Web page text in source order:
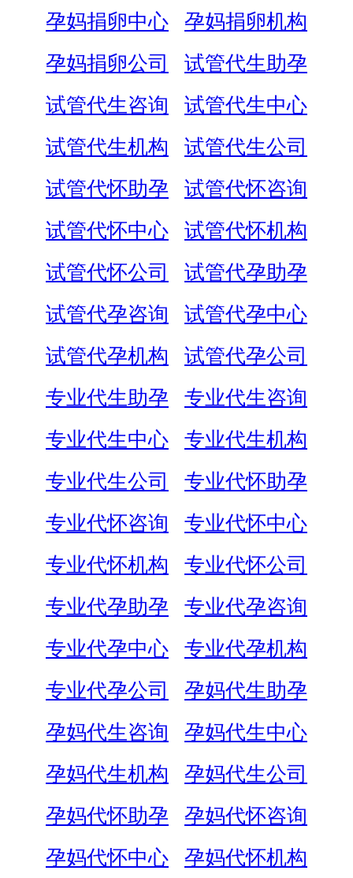
孕妈捐卵中心
孕妈捐卵机构
孕妈捐卵公司
试管代生助孕
试管代生咨询
试管代生中心
试管代生机构
试管代生公司
试管代怀助孕
试管代怀咨询
试管代怀中心
试管代怀机构
试管代怀公司
试管代孕助孕
试管代孕咨询
试管代孕中心
试管代孕机构
试管代孕公司
专业代生助孕
专业代生咨询
专业代生中心
专业代生机构
专业代生公司
专业代怀助孕
专业代怀咨询
专业代怀中心
专业代怀机构
专业代怀公司
专业代孕助孕
专业代孕咨询
专业代孕中心
专业代孕机构
专业代孕公司
孕妈代生助孕
孕妈代生咨询
孕妈代生中心
孕妈代生机构
孕妈代生公司
孕妈代怀助孕
孕妈代怀咨询
孕妈代怀中心
孕妈代怀机构